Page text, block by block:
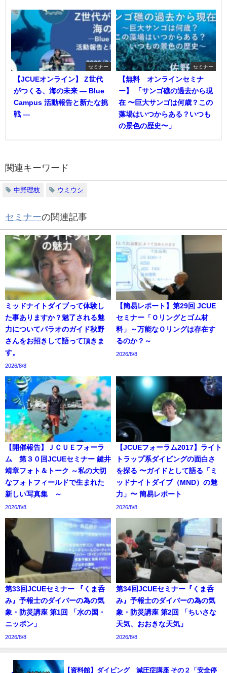
セミナー
【JCUEオンライン】 Z世代
がつくる、海の未来 ― Blue
Campus 活動報告と新たな挑
戦 ―
セミナー
【無料 オンラインセミナ
ー】 「サンゴ礁の過去から現
在 〜巨大サンゴは何歳？この
藻場はいつからある？いつも
の景色の歴史〜」
関連キーワード
中野理枝 ウミウシ
セミナーの関連記事
ミッドナイトダイブって体験し
た事ありますか？魅了される魅
力についてパラオのガイド秋野
さんをお招きして語って頂きま
す。
2026/8/8
【簡易レポート】第29回 JCUE
セミナー「Ｏリングとゴム材
料」～万能なＯリングは存在す
るのか？～
2026/8/8
【開催報告】ＪＣＵＥフォーラ
ム 第３０回JCUEセミナー 鍵井
靖章フォト＆トーク ～私の大切
なフォトフィールドで生まれた
新しい写真集 ～
2026/8/8
【JCUEフォーラム2017】ライト
トラップ系ダイビングの面白さ
を探る 〜ガイドとして語る「ミ
ッドナイトダイブ（MND）の魅
力」〜 簡易レポート
2026/8/8
第33回JCUEセミナー 『くま呑
み』予報士のダイバーの為の気
象・防災講座 第1回 「水の国・
ニッポン」
2026/8/8
第34回JCUEセミナー『くま呑
み』予報士のダイバーの為の気
象・防災講座 第2回 「ちいさな
天気、おおきな天気」
2026/8/8
【資料館】ダイビング 減圧症講座 その２「安全停